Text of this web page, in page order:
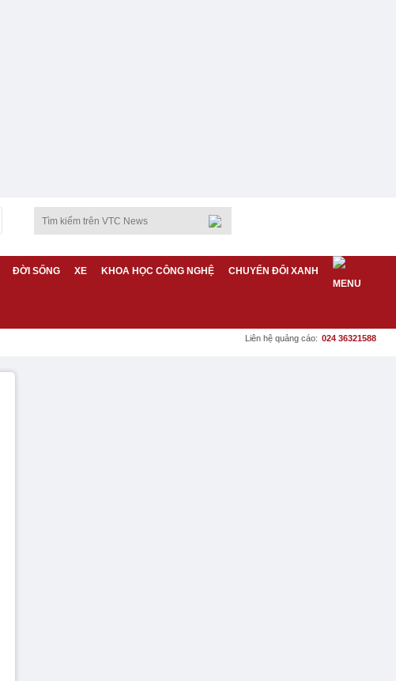
ĐỜI SỐNG XE KHOA HỌC CÔNG NGHỆ CHUYỂN ĐỔI XANH
Liên hệ quảng cáo: 024 36321588